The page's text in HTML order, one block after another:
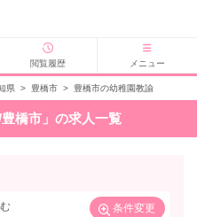
閲覧履歴 メニュー
県 > 豊橋市 > 豊橋市の幼稚園教諭
豊橋市」の求人一覧
条件変更